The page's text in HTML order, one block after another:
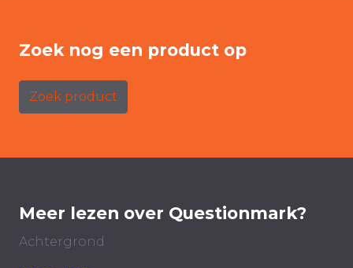
Zoek nog een product op
Zoek product
Meer lezen over Questionmark?
Achtergrond